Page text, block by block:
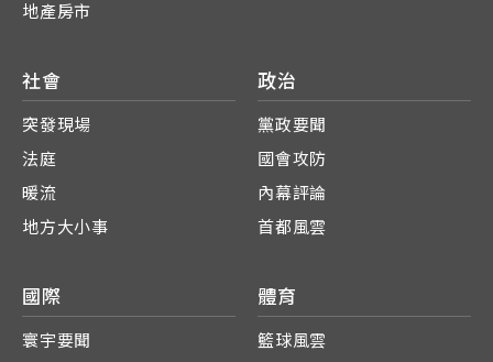
地產房市
社會
突發現場
法庭
暖流
地方大小事
政治
黨政要聞
國會攻防
內幕評論
首都風雲
國際
寰宇要聞
體育
籃球風雲